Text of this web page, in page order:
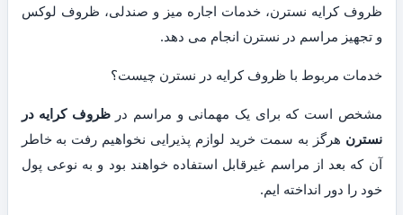
ظروف کرایه نسترن، خدمات اجاره میز و صندلی، ظروف لوکس
و تجهیز مراسم در نسترن انجام می دهد.
خدمات مربوط با ظروف کرایه در نسترن چیست؟
مشخص است که برای یک مهمانی و مراسم درظروف کرایه در
نسترن هرگز به سمت خرید لوازم پذیرایی نخواهیم رفت به خاطر
آن که بعد از مراسم غیرقابل استفاده خواهند بود و به نوعی پول
خود را دور انداخته ایم.